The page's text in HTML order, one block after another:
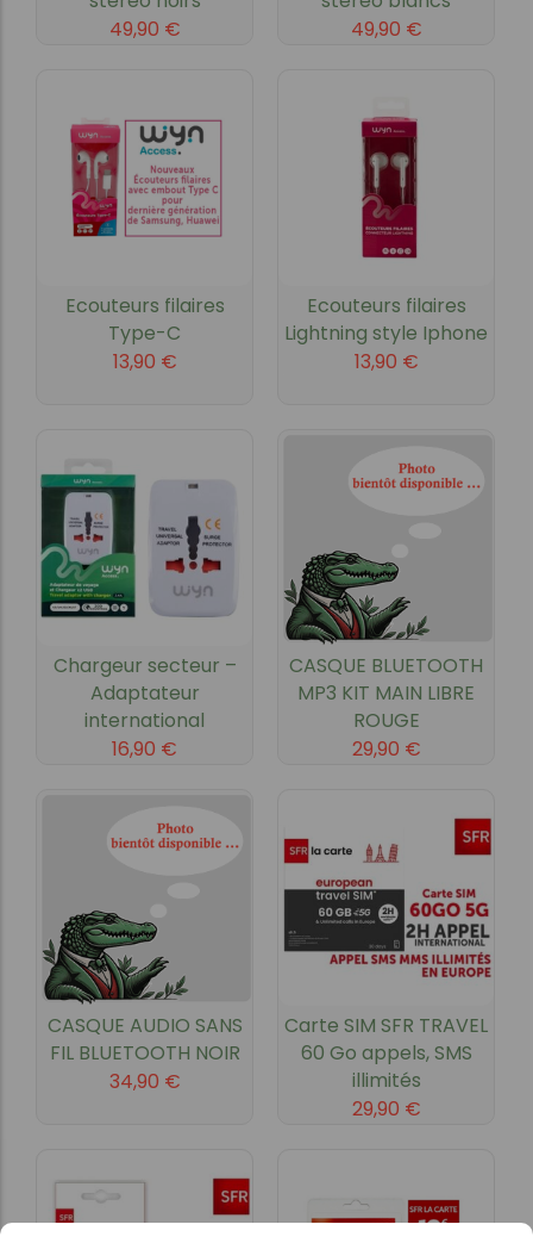
49,90 €
49,90 €
Ecouteurs filaires
Type-C
13,90 €
Ecouteurs filaires
Lightning style Iphone
13,90 €
Chargeur secteur –
Adaptateur
international
16,90 €
CASQUE BLUETOOTH
MP3 KIT MAIN LIBRE
ROUGE
29,90 €
CASQUE AUDIO SANS
FIL BLUETOOTH NOIR
34,90 €
Carte SIM SFR TRAVEL
60 Go appels, SMS
illimités
29,90 €